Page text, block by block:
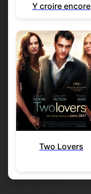
Y croire encore
Two Lovers